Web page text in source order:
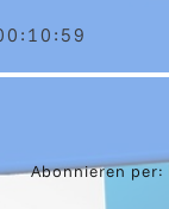
Abonnieren per: